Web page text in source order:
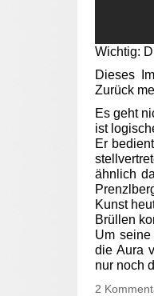
Wichtig:
Dieses
Zurück
Es geht
ist
Er
ähnlich
Kunst
Brüllen
Um
die Aura
nur noch
2